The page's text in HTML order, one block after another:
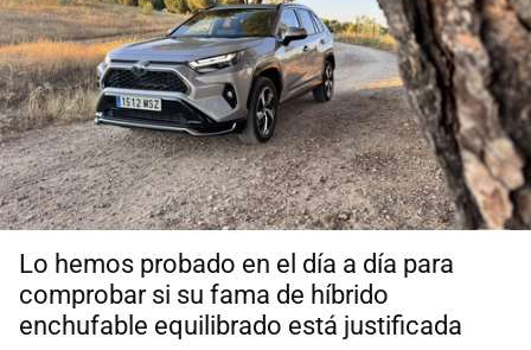
Lo hemos probado en el día a día para
comprobar si su fama de híbrido
enchufable equilibrado está justificada